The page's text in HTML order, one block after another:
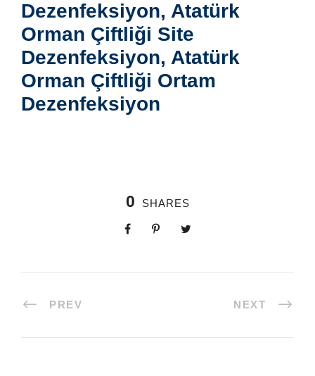
Dezenfeksiyon, Atatürk
Orman Çiftliği Site
Dezenfeksiyon, Atatürk
Orman Çiftliği Ortam
Dezenfeksiyon
0 SHARES
PREV NEXT